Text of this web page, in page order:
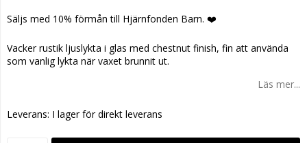
Säljs med 10% förmån till Hjärnfonden Barn. ❤️
Vacker rustik ljuslykta i glas med chestnut finish, fin att använda
som vanlig lykta när vaxet brunnit ut.
Läs mer...
Leverans: I lager för direkt leverans